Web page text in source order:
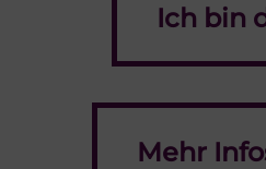
Ich bin
Mehr Infos bitte!
Mehr